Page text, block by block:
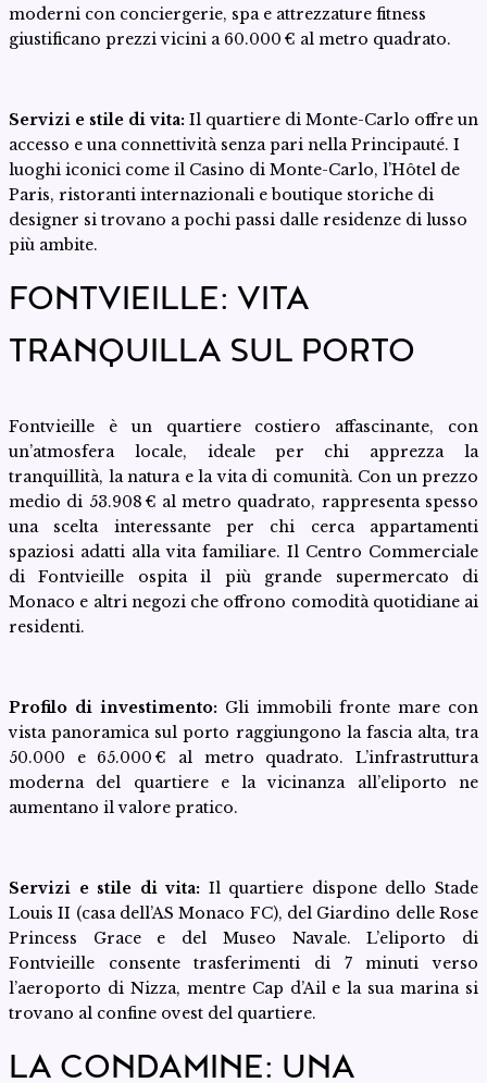
moderni con conciergerie, spa e attrezzature fitness
giustificano prezzi vicini a 60.000 € al metro quadrato.
Servizi e stile di vita: Il quartiere di Monte-Carlo offre un
accesso e una connettività senza pari nella Principauté. I
luoghi iconici come il Casino di Monte-Carlo, l’Hôtel de
Paris, ristoranti internazionali e boutique storiche di
designer si trovano a pochi passi dalle residenze di lusso
più ambite.
FONTVIEILLE: VITA
TRANQUILLA SUL PORTO
Fontvieille è un quartiere costiero affascinante, con
un’atmosfera locale, ideale per chi apprezza la
tranquillità, la natura e la vita di comunità. Con un prezzo
medio di 53.908 € al metro quadrato, rappresenta spesso
una scelta interessante per chi cerca appartamenti
spaziosi adatti alla vita familiare. Il Centro Commerciale
di Fontvieille ospita il più grande supermercato di
Monaco e altri negozi che offrono comodità quotidiane ai
residenti.
Profilo di investimento: Gli immobili fronte mare con
vista panoramica sul porto raggiungono la fascia alta, tra
50.000 e 65.000 € al metro quadrato. L’infrastruttura
moderna del quartiere e la vicinanza all’eliporto ne
aumentano il valore pratico.
Servizi e stile di vita: Il quartiere dispone dello Stade
Louis II (casa dell’AS Monaco FC), del Giardino delle Rose
Princess Grace e del Museo Navale. L’eliporto di
Fontvieille consente trasferimenti di 7 minuti verso
l’aeroporto di Nizza, mentre Cap d’Ail e la sua marina si
trovano al confine ovest del quartiere.
LA CONDAMINE: UNA